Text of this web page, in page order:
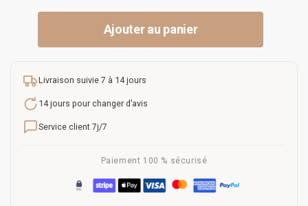
Ajouter au panier
Livraison suivie 7 à 14 jours
14 jours pour changer d’avis
Service client 7j/7
Paiement 100 % sécurisé